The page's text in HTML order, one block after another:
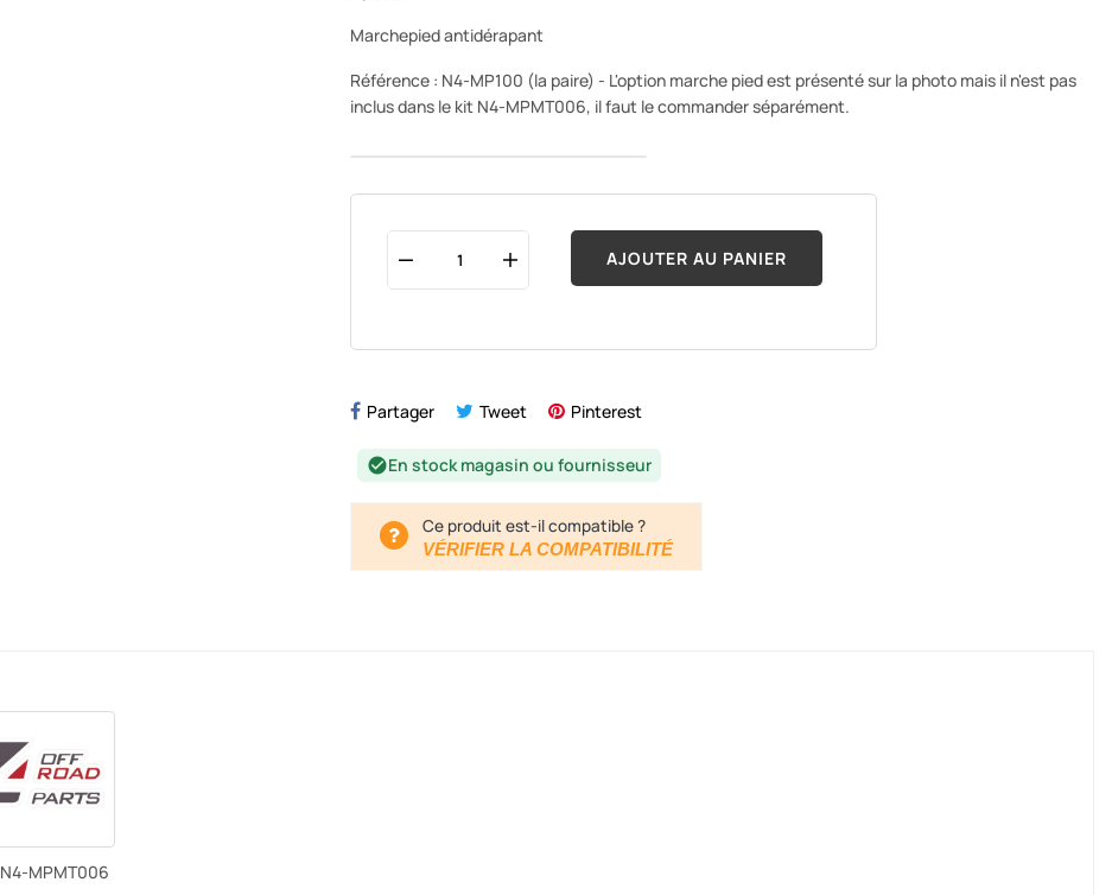
Marchepied antidérapant
Référence : N4-MP100 (la paire) - L'option marche pied est présenté sur la photo mais il n'est pas
inclus dans le kit N4-MPMT006, il faut le commander séparément.
AJOUTER AU PANIER
Partager Tweet Pinterest
check_circleEn stock magasin ou fournisseur
Ce produit est-il compatible ?
VÉRIFIER LA COMPATIBILITÉ
N4-MPMT006